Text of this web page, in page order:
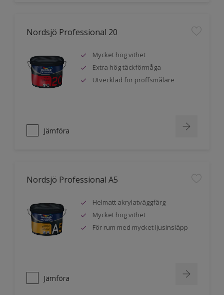
Nordsjö Professional 20
Mycket hög vithet
Extra hög täckförmåga
Utvecklad för proffsmålare
Jämföra
Nordsjö Professional A5
Helmatt akrylatväggfärg
Mycket hög vithet
För rum med mycket ljusinsläpp
Jämföra